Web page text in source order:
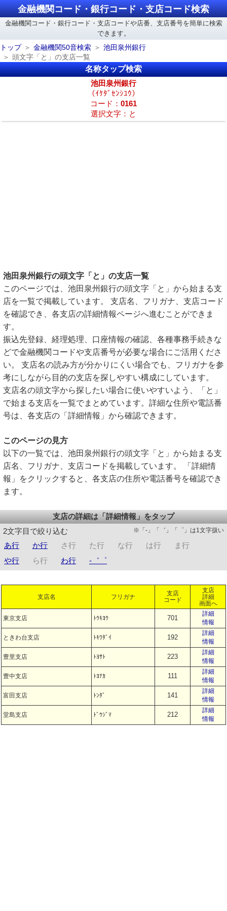
金融機関コード・銀行コード・支店コード検索
金融機関コード・銀行コード・支店コードや店番、支店番号を簡単に検索
できます。
トップ
金融機関50音検索
池田泉州銀行
頭文字「と」の支店一覧
名称タップ検索
池田泉州銀行
（ｲｹﾀﾞｾﾝｼﾕｳ）
コード： 0161
選択文字：と
池田泉州銀行の頭文字「と」の支店一覧
このページでは、池田泉州銀行の頭文字「と」から始まる支
店を一覧で掲載しています。 支店名、フリガナ、支店コード
を確認でき、各支店の詳細情報ページへ進むことができま
す。
振込先登録、経理処理、口座情報の確認、各種事務手続きな
どで金融機関コードや支店番号が必要な場合にご活用くださ
い。 支店名の読み方が分かりにくい場合でも、フリガナを参
考にしながら目的の支店を探しやすい構成にしています。
支店名の頭文字から探したい場合に使いやすいよう、「と」
で始まる支店を一覧でまとめています。詳細な住所や電話番
号は、各支店の「詳細情報」から確認できます。
このページの見方
以下の一覧では、池田泉州銀行の頭文字「と」から始まる支
店名、フリガナ、支店コードを掲載しています。 「詳細情
報」をクリックすると、各支店の住所や電話番号を確認でき
ます。
支店の詳細は「詳細情報」をタップ
2文字目で絞り込む
※「-」「゛」「゜」は1文字扱い
あ行 か行 さ行 た行 な行 は行
ま行
や行
ら行 わ行 -゛゜
支店名 フリガナ
支店
コード
支店
詳細
画面へ
東京支店 ﾄｳｷﾖｳ 701
詳細
情報
ときわ台支店 ﾄｷﾜﾀﾞｲ 192
詳細
情報
豊里支店 ﾄﾖｻﾄ 223
詳細
情報
豊中支店 ﾄﾖﾅｶ 111
詳細
情報
富田支店 ﾄﾝﾀﾞ 141
詳細
情報
堂島支店 ﾄﾞｳｼﾞﾏ 212
詳細
情報